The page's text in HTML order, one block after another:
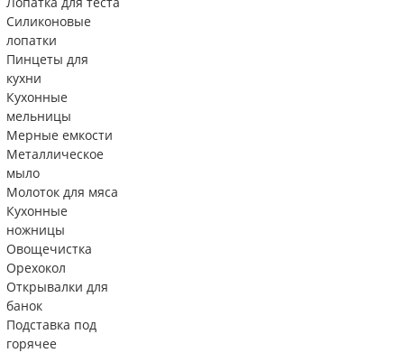
Силиконовые
лопатки
Пинцеты для
кухни
Кухонные
мельницы
Мерные емкости
Металлическое
мыло
Молоток для мяса
Кухонные
ножницы
Овощечистка
Орехокол
Открывалки для
банок
Подставка под
горячее